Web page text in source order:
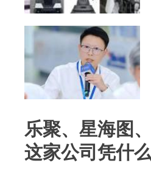
乐聚、星海图
这家公司凭什